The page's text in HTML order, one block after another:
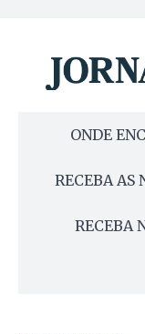
ONDE
RECEBA AS
RECEBA